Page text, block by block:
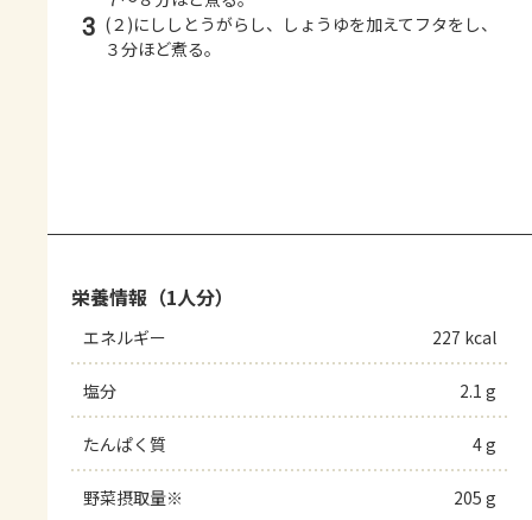
3 (２)にししとうがらし、しょうゆを加えてフタをし、
３分ほど煮る。
栄養情報（1人分）
エネルギー 227 kcal
塩分 2.1 g
たんぱく質 4 g
野菜摂取量※ 205 g